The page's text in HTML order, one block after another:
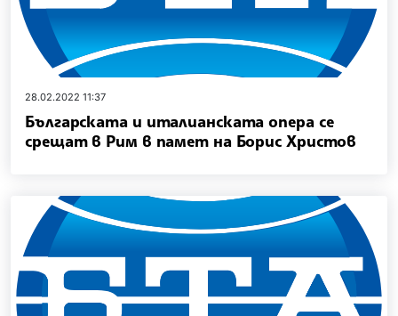
28.02.2022 11:37
Българската и италианската опера се
срещат в Рим в памет на Борис Христов